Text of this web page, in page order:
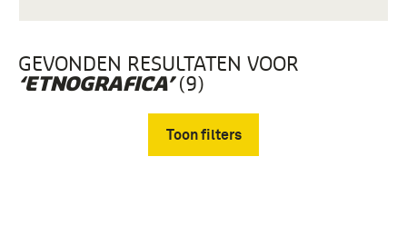
GEVONDEN RESULTATEN VOOR
‘ETNOGRAFICA’(9)
Toon filters